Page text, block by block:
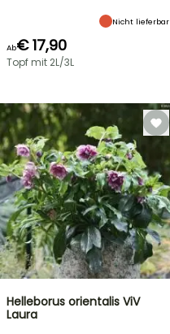
Nicht lieferbar
Ab€ 17,90
Topf mit 2L/3L
Helleborus orientalis ViV
Laura